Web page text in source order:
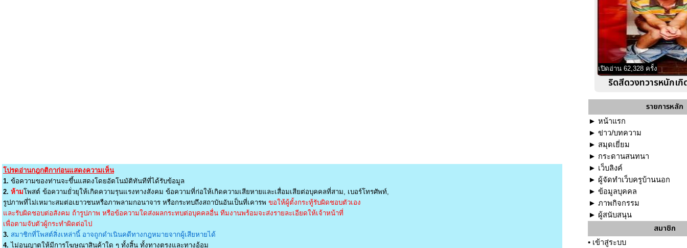
โปรดอ่านกฎกติกาก่อนแสดงความเห็น
1. ข้อความของท่านจะขึ้นแสดงโดยอัตโนมัติทันทีที่ได้รับข้อมูล
2. ห้ามโพสต์ ข้อความยั่วยุให้เกิดความรุนแรงทางสังคม ข้อความที่ก่อให้เกิดความเสียหายและเสื่อมเสียต่อบุคคลที่สาม, เบอร์โทรศัพท์,
รูปภาพที่ไม่เหมาะสมต่อเยาวชนหรือภาพลามกอนาจาร หรือกระทบถึงสถาบันอันเป็นที่เคารพ ขอให้ผู้ตั้งกระทู้รับผิดชอบตัวเอง
และรับผิดชอบต่อสังคม ถ้ารูปภาพ หรือข้อความใดส่งผลกระทบต่อบุคคลอื่น ทีมงานพร้อมจะส่งรายละเอียดให้เจ้าหน้าที่
เพื่อตามจับตัวผู้กระทำผิดต่อไป
3. สมาชิกที่โพสต์สิ่งเหล่านี้ อาจถูกดำเนินคดีทางกฎหมายจากผู้เสียหายได้
4. ไม่อนุญาตให้มีการโฆษณาสินค้าใด ๆ ทั้งสิ้น ทั้งทางตรงและทางอ้อม
เปิดอ่าน 62,328 ครั้ง
ริดสีดวงทวารหนักเกิ
รายการหลัก
► หน้าแรก
► ข่าว/บทความ
► สมุดเยี่ยม
► กระดานสนทนา
► เว็บลิงค์
► ผู้จัดทำเว็บครูบ้านนอก
► ข้อมูลบุคคล
► ภาพกิจกรรม
► ผู้สนับสนุน
สมาชิก
• เข้าสู่ระบบ